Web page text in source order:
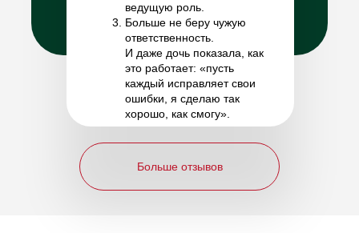
ведущую роль.
Больше не беру чужую
ответственность.
И даже дочь показала, как
это работает: «пусть
каждый исправляет свои
ошибки, я сделаю так
хорошо, как смогу».
Больше отзывов